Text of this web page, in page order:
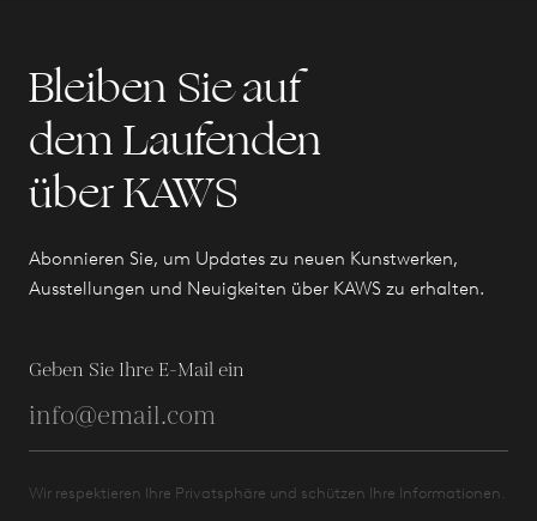
Bleiben Sie auf
dem Laufenden
über KAWS
Abonnieren Sie, um Updates zu neuen Kunstwerken,
Ausstellungen und Neuigkeiten über KAWS zu erhalten.
Geben Sie Ihre E-Mail ein
Wir respektieren Ihre Privatsphäre und schützen Ihre Informationen.